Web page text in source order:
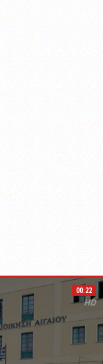
00:22
HD